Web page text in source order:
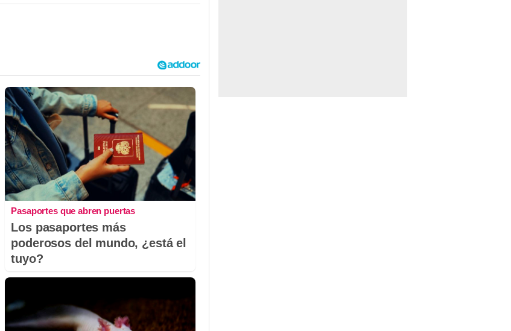
Pasaportes que abren puertas
Los pasaportes más
poderosos del mundo, ¿está el
tuyo?